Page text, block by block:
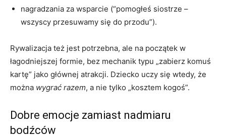
nagradzania za wsparcie (“pomogłeś siostrze –
wszyscy przesuwamy się do przodu”).
Rywalizacja też jest potrzebna, ale na początek w
łagodniejszej formie, bez mechanik typu „zabierz komuś
kartę” jako głównej atrakcji. Dziecko uczy się wtedy, że
można wygrać razem, a nie tylko „kosztem kogoś”.
Dobre emocje zamiast nadmiaru
bodźców